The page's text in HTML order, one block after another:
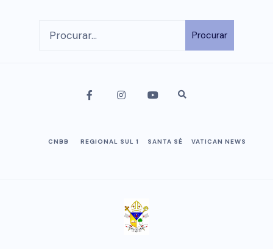
Procurar
CNBB REGIONAL SUL 1 SANTA SÉ VATICAN NEWS